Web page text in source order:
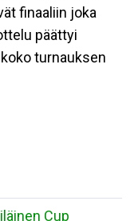
finaaliin joka
päättyi
turnauksen
Cup